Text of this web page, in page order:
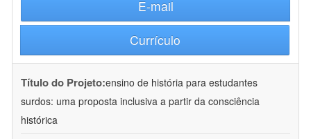
E-mail
Currículo
Título do Projeto:ensino de história para estudantes
surdos: uma proposta inclusiva a partir da consciência
histórica